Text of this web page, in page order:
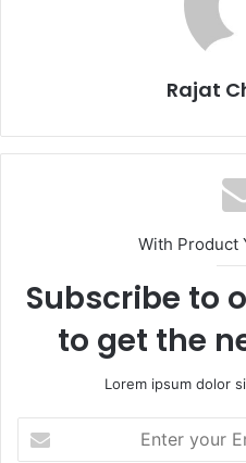
Rajat
With Product
Subscribe to
to get the
Lorem ipsum dolor
your